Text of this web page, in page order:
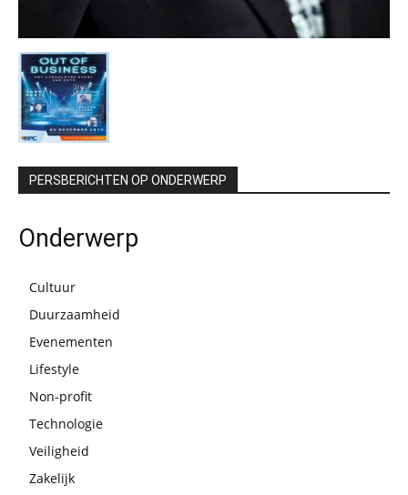
PERSBERICHTEN OP ONDERWERP
Onderwerp
Cultuur
Duurzaamheid
Evenementen
Lifestyle
Non-profit
Technologie
Veiligheid
Zakelijk